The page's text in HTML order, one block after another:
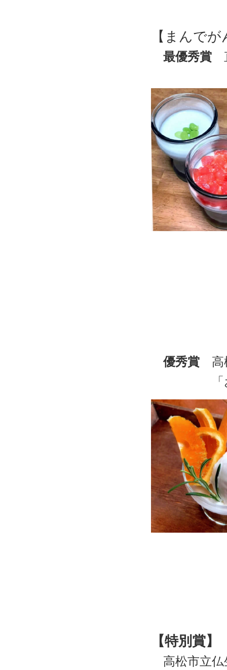
【まんで
最優秀賞
優秀賞 高
「おいで
【特別賞
高松市立